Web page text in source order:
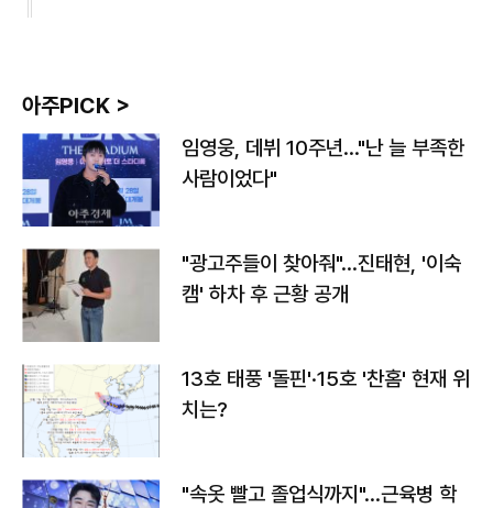
아주PICK >
임영웅, 데뷔 10주년…"난 늘 부족한
사람이었다"
"광고주들이 찾아줘"…진태현, '이숙
캠' 하차 후 근황 공개
13호 태풍 '돌핀'·15호 '찬홈' 현재 위
치는?
"속옷 빨고 졸업식까지"…근육병 학